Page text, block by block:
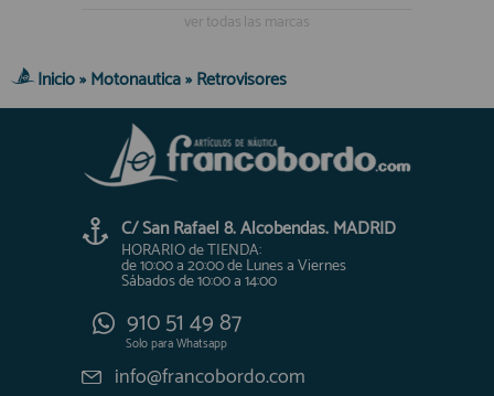
ver todas las marcas
Inicio»Motonautica»Retrovisores
C/ San Rafael 8. Alcobendas. MADRID
HORARIO de TIENDA:
de 10:00 a 20:00 de Lunes a Viernes
Sábados de 10:00 a 14:00
910 51 49 87
Solo paraWhatsapp
info@francobordo.com